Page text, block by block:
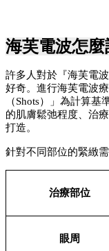
海芙電波怎
許多人對於『海芙電
好奇。進行海芙電波
（Shots）」為計算
的肌膚鬆弛程度、治
打造。
針對不同部位的緊緻
治療部位
眼周